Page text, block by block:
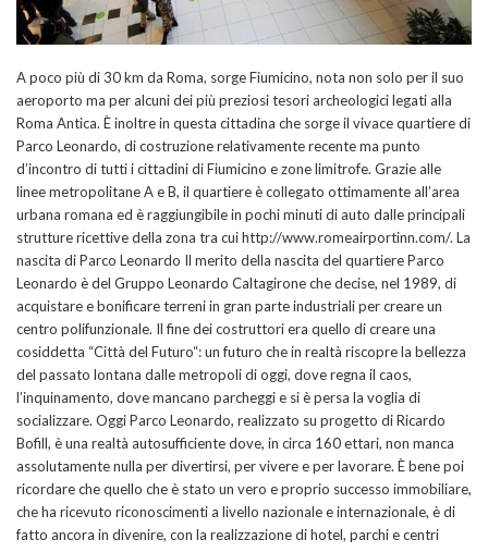
A poco più di 30 km da Roma, sorge Fiumicino, nota non solo per il suo
aeroporto ma per alcuni dei più preziosi tesori archeologici legati alla
Roma Antica. È inoltre in questa cittadina che sorge il vivace quartiere di
Parco Leonardo, di costruzione relativamente recente ma punto
d’incontro di tutti i cittadini di Fiumicino e zone limitrofe. Grazie alle
linee metropolitane A e B, il quartiere è collegato ottimamente all’area
urbana romana ed è raggiungibile in pochi minuti di auto dalle principali
strutture ricettive della zona tra cui http://www.romeairportinn.com/. La
nascita di Parco Leonardo Il merito della nascita del quartiere Parco
Leonardo è del Gruppo Leonardo Caltagirone che decise, nel 1989, di
acquistare e bonificare terreni in gran parte industriali per creare un
centro polifunzionale. Il fine dei costruttori era quello di creare una
cosiddetta “Città del Futuro“: un futuro che in realtà riscopre la bellezza
del passato lontana dalle metropoli di oggi, dove regna il caos,
l’inquinamento, dove mancano parcheggi e si è persa la voglia di
socializzare. Oggi Parco Leonardo, realizzato su progetto di Ricardo
Bofill, è una realtà autosufficiente dove, in circa 160 ettari, non manca
assolutamente nulla per divertirsi, per vivere e per lavorare. È bene poi
ricordare che quello che è stato un vero e proprio successo immobiliare,
che ha ricevuto riconoscimenti a livello nazionale e internazionale, è di
fatto ancora in divenire, con la realizzazione di hotel, parchi e centri